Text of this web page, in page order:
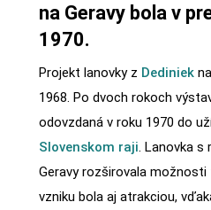
na Geravy bola v
1970.
Projekt lanovky z Dediniekna
1968. Po dvoch rokoch
odovzdaná v roku 1970 do
Slovenskom raji. Lanovka s
Geravy rozširovala možnosti
vzniku bola aj atrakciou,